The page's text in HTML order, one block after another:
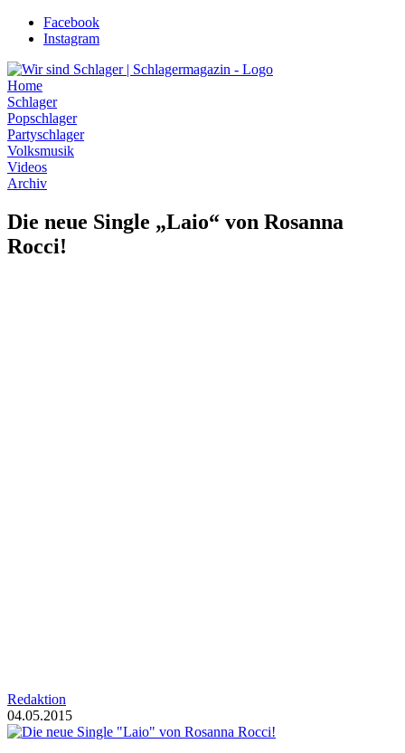
Zum
Inhalt
Facebook
Instagram
Home
Schlager
Popschlager
Partyschlager
Volksmusik
Videos
Archiv
Die neue Single „Laio“ von Rosanna
Rocci!
Redaktion
04.05.2015